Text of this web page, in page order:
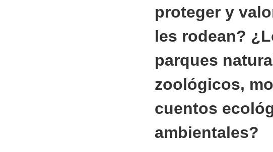
proteger y
les rodean?
parques
zoológicos,
cuentos
ambientales?